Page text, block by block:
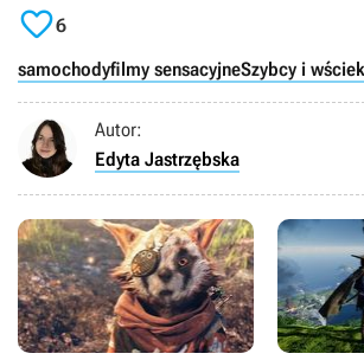
spektakularnych pościgów i scen walki.
6
samochodyfilmy sensacyjneSzybcy i
Autor:
Edyta Jastrzębska